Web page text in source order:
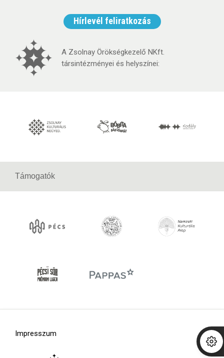
Hírlevél feliratkozás
A Zsolnay Örökségkezelő NKft.
társintézményei és helyszínei:
Támogatók
Impresszum